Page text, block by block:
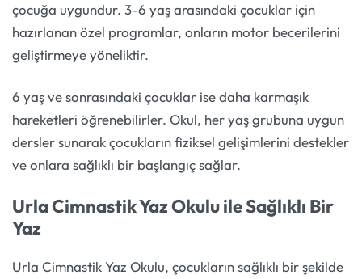
çocuğa uygundur. 3-6 yaş arasındaki çocuklar için
hazırlanan özel programlar, onların motor becerilerini
geliştirmeye yöneliktir.
6 yaş ve sonrasındaki çocuklar ise daha karmaşık
hareketleri öğrenebilirler. Okul, her yaş grubuna uygun
dersler sunarak çocukların fiziksel gelişimlerini destekler
ve onlara sağlıklı bir başlangıç sağlar.
Urla Cimnastik Yaz Okulu ile Sağlıklı Bir
Yaz
Urla Cimnastik Yaz Okulu, çocukların sağlıklı bir şekilde